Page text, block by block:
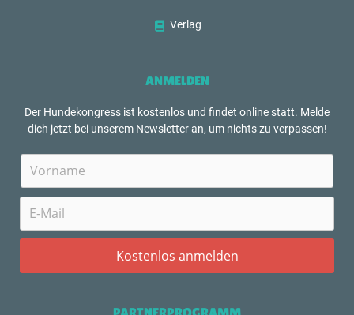
Verlag
ANMELDEN
Der Hundekongress ist kostenlos und findet online statt. Melde
dich jetzt bei unserem Newsletter an, um nichts zu verpassen!